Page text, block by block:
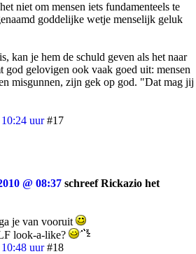
niet om mensen iets fundamenteels te
goddelijke wetje menselijk geluk
kan je hem de schuld geven als het naar
god gelovigen ook vaak goed uit: mensen
misgunnen, zijn gek op god. "Dat mag jij
uur #17
@ 08:37 schreef Rickazio het
je van vooruit
look-a-like?
uur #18